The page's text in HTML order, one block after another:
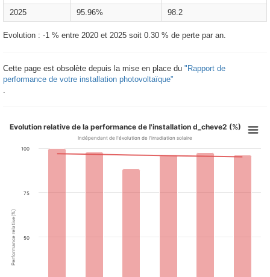
2025
95.96% 98.2
Evolution : -1 % entre 2020 et 2025 soit 0.30 % de perte par an.
Cette page est obsolète depuis la mise en place du "Rapport de
performance de votre installation photovoltaïque"
Performance relative(%)
Evolution relative de la performance de l'installation d_cheve2 (%)
Indépendant de l'évolution de l'irradiation solaire
50
75
100